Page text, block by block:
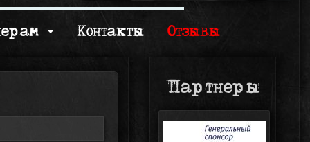
Контакты Отзывы
Партнеры